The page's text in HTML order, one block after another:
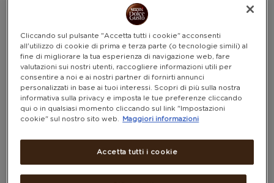
Cliccando sul pulsante "Accetta tutti i cookie" acconsenti
all'utilizzo di cookie di prima e terza parte (o tecnologie simili) al
fine di migliorare la tua esperienza di navigazione web, fare
valutazioni sui nostri utenti, raccogliere informazioni utili per
consentire a noi e ai nostri partner di fornirti annunci
personalizzati in base ai tuoi interessi. Scopri di più sulla nostra
informativa sulla privacy e imposta le tue preferenze cliccando
qui o in qualsiasi momento cliccando sul link "Impostazioni
cookie" sul nostro sito web.
Maggiori informazioni
Accetta tutti i cookie